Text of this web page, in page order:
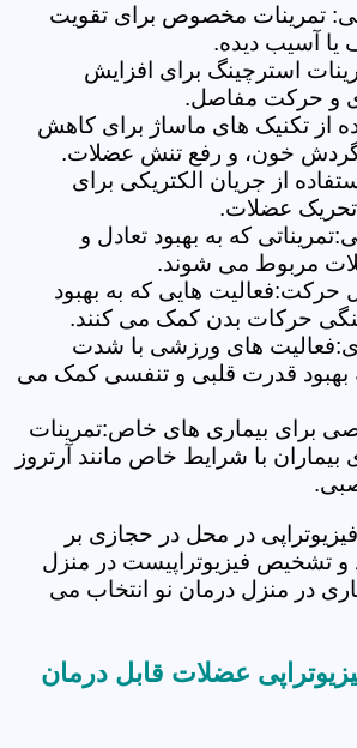
تمرینات مخصوص برای تقویت
آسیب دیده.
استرچینگ برای افزایش
و حرکت مفاصل.
از تکنیک های ماساژ برای کاهش
گردش خون، و رفع تنش عضلات.
از جریان الکتریکی برای
عضلات.
که به بهبود تعادل و
مربوط می شوند.
حرکت:فعالیت هایی که به بهبود
حرکات بدن کمک می کنند.
های ورزشی با شدت
بهبود قدرت قلبی و تنفسی کمک می
برای بیماری های خاص:تمرینات
با شرایط خاص مانند آرتروز
در محل در حجازی بر
و تشخیص فیزیوتراپیست در منزل
در منزل درمان نو انتخاب می
فیزیوتراپی عضلات قابل درمان